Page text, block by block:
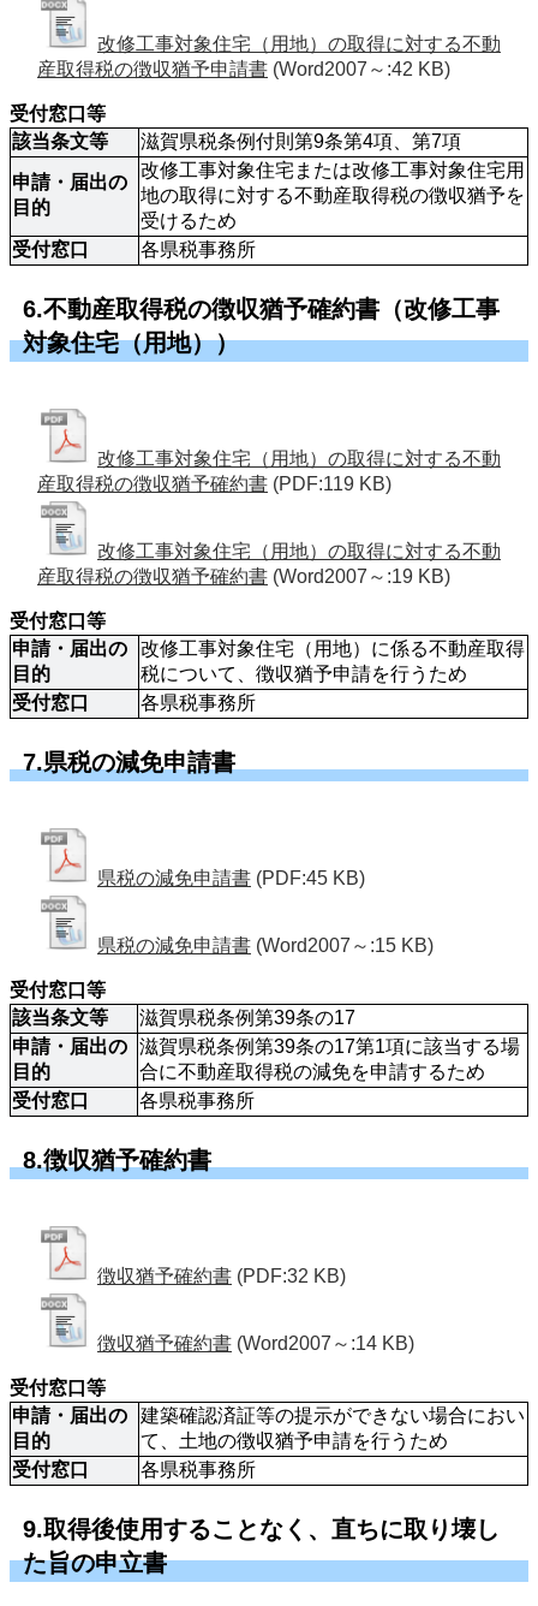
改修工事対象住宅（用地）の取得に対する不動
産取得税の徴収猶予申請書 (Word2007～:42 KB)
受付窓口等
該当条文等
滋賀県税条例付則第9条第4項、第7項
申請・届出の
目的
改修工事対象住宅または改修工事対象住宅用
地の取得に対する不動産取得税の徴収猶予を
受けるため
受付窓口
各県税事務所
6.不動産取得税の徴収猶予確約書（改修工事
対象住宅（用地））
改修工事対象住宅（用地）の取得に対する不動
産取得税の徴収猶予確約書 (PDF:119 KB)
改修工事対象住宅（用地）の取得に対する不動
産取得税の徴収猶予確約書 (Word2007～:19 KB)
受付窓口等
申請・届出の
目的
改修工事対象住宅（用地）に係る不動産取得
税について、徴収猶予申請を行うため
受付窓口
各県税事務所
7.県税の減免申請書
県税の減免申請書 (PDF:45 KB)
県税の減免申請書 (Word2007～:15 KB)
受付窓口等
該当条文等
滋賀県税条例第39条の17
申請・届出の
目的
滋賀県税条例第39条の17第1項に該当する場
合に不動産取得税の減免を申請するため
受付窓口
各県税事務所
8.徴収猶予確約書
徴収猶予確約書 (PDF:32 KB)
徴収猶予確約書 (Word2007～:14 KB)
受付窓口等
申請・届出の
目的
建築確認済証等の提示ができない場合におい
て、土地の徴収猶予申請を行うため
受付窓口
各県税事務所
9.取得後使用することなく、直ちに取り壊し
た旨の申立書